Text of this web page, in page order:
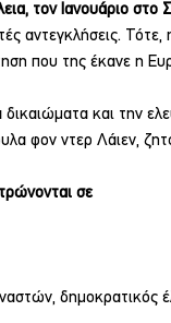
τον Ιανουάριο στο
αντεγκλήσεις.
που της έκανε η
και την
φον ντερ Λάιεν,
σε
δημοκρατικός